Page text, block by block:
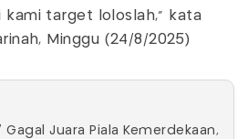
kami target loloslah," kata
Minggu (24/8/2025)
Gagal Juara Piala Kemerdekaan,